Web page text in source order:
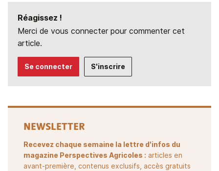
Réagissez !
Merci de vous connecter pour commenter cet
article.
Se connecter S'inscrire
NEWSLETTER
Recevez chaque semaine la lettre d'infos du
magazine Perspectives Agricoles : articles en
avant-première, contenus exclusifs, accès gratuits